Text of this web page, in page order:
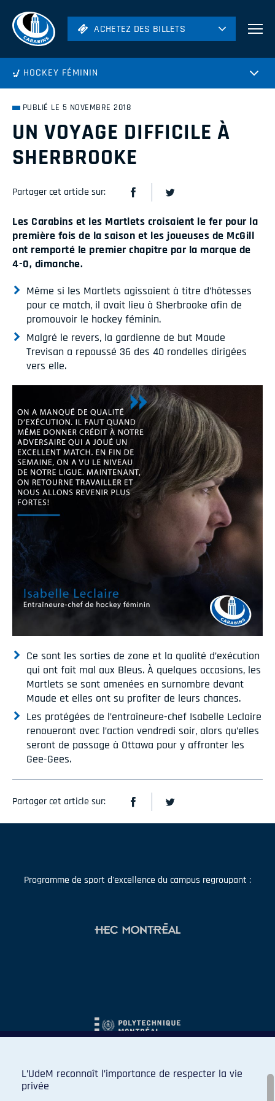
ACHETEZ DES BILLETS
Hockey
ACHETEZ DES BILLETS
HOCKEY FÉMININ
PUBLIÉ LE 5 NOVEMBRE 2018
UN VOYAGE DIFFICILE À
SHERBROOKE
Partager cet article sur:
Les Carabins et les Martlets croisaient le fer pour la
première fois de la saison et les joueuses de McGill
ont remporté le premier chapitre par la marque de
4-0, dimanche.
Même si les Martlets agissaient à titre d’hôtesses
pour ce match, il avait lieu à Sherbrooke afin de
promouvoir le hockey féminin.
Malgré le revers, la gardienne de but Maude
Trevisan a repoussé 36 des 40 rondelles dirigées
vers elle.
Ce sont les sorties de zone et la qualité d’exécution
qui ont fait mal aux Bleus. À quelques occasions, les
Martlets se sont amenées en surnombre devant
Maude et elles ont su profiter de leurs chances.
Les protégées de l’entraîneure-chef Isabelle Leclaire
renoueront avec l’action vendredi soir, alors qu’elles
seront de passage à Ottawa pour y affronter les
Gee-Gees.
Partager cet article sur:
Programme de sport d'excellence du campus regroupant :
L’UdeM reconnaît l’importance de respecter la vie
privée